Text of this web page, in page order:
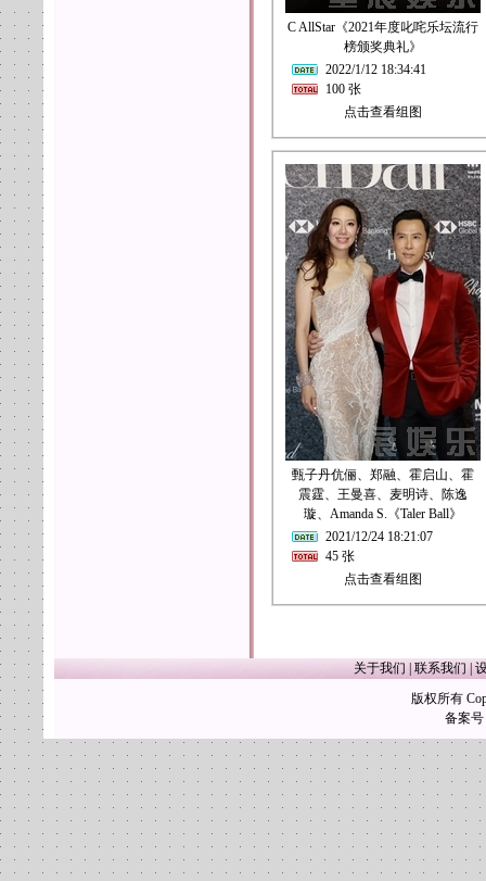
C AllStar《2021年度叱咤乐坛流行
榜颁奖典礼》
2022/1/12 18:34:41
100 张
点击查看组图
甄子丹伉俪、郑融、霍启山、霍
震霆、王曼喜、麦明诗、陈逸
璇、Amanda S.《Taler Ball》
2021/12/24 18:21:07
45 张
点击查看组图
关于我们 联系我们
版权所有
备案号